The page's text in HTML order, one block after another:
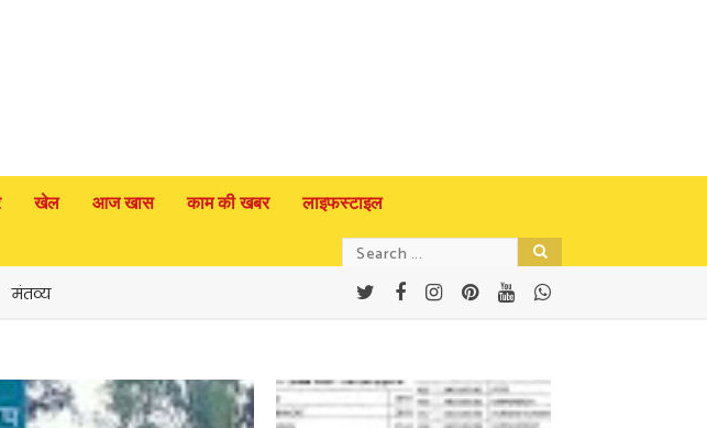
खेल आज खास काम की खबर लाइफस्टाइल
मंतव्य